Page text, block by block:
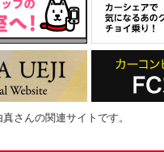
さんの関連サイトです。